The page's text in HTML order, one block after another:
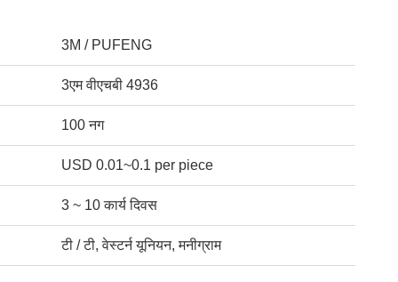
3M / PUFENG
3एम वीएचबी 4936
100 नग
USD 0.01~0.1 per piece
3 ~ 10 कार्य दिवस
टी / टी, वेस्टर्न यूनियन, मनीग्राम